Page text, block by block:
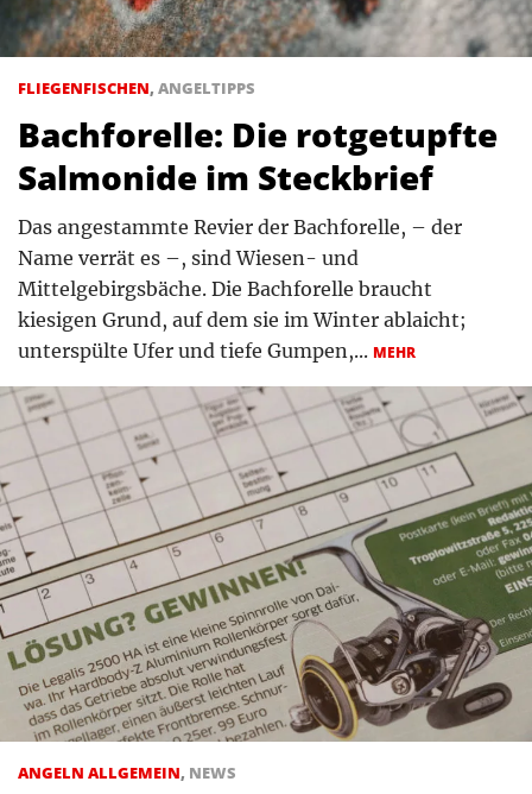
FLIEGENFISCHEN, ANGELTIPPS
Bachforelle: Die rotgetupfte
Salmonide im Steckbrief
Das angestammte Revier der Bachforelle, – der
Name verrät es –, sind Wiesen- und
Mittelgebirgsbäche. Die Bachforelle braucht
kiesigen Grund, auf dem sie im Winter ablaicht;
unterspülte Ufer und tiefe Gumpen,... MEHR
ANGELN ALLGEMEIN, NEWS